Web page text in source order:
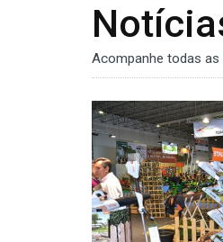
Acompanhe todas